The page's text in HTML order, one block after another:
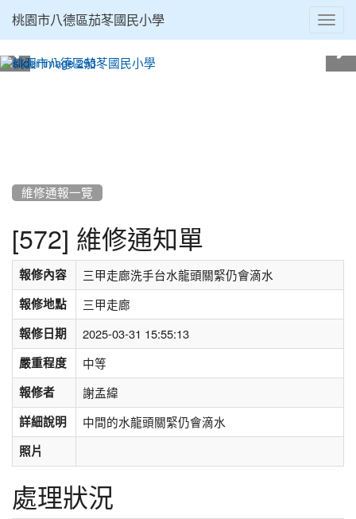
桃園市八德區茄苳國民小學
維修通報一覽
[572] 維修通知單
報修內容
三甲走廊洗手台水龍頭關緊仍會滴水
報修地點
三甲走廊
報修日期
2025-03-31 15:55:13
嚴重程度
中等
報修者
謝孟緯
詳細說明
中間的水龍頭關緊仍會滴水
照片
處理狀況